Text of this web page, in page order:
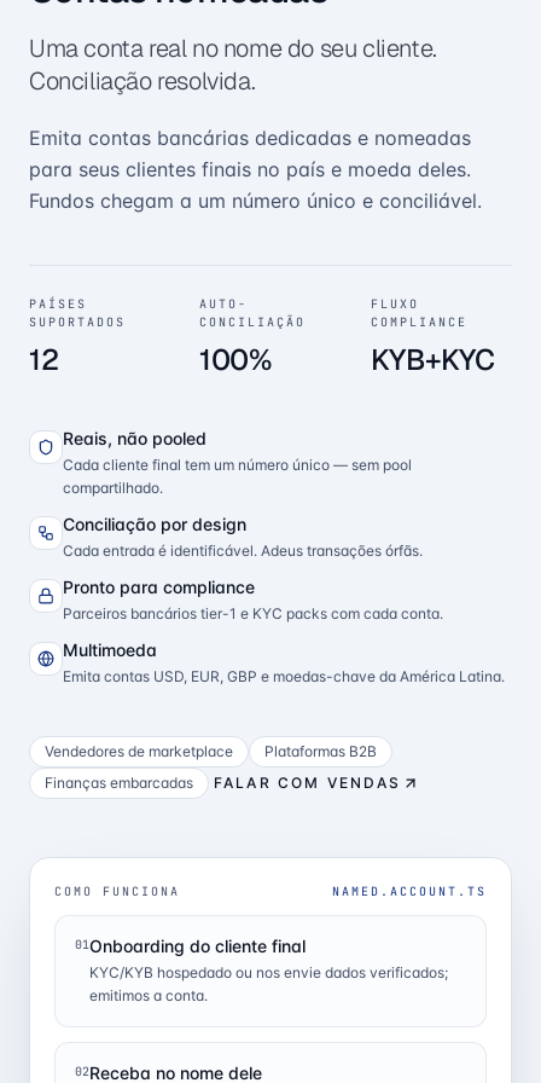
Uma conta real no nome do seu cliente.
Conciliação resolvida.
Emita contas bancárias dedicadas e nomeadas
para seus clientes finais no país e moeda deles.
Fundos chegam a um número único e conciliável.
PAÍSES
SUPORTADOS
12
AUTO-
CONCILIAÇÃO
100%
FLUXO
COMPLIANCE
KYB+KYC
Reais, não pooled
Cada cliente final tem um número único — sem pool
compartilhado.
Conciliação por design
Cada entrada é identificável. Adeus transações órfãs.
Pronto para compliance
Parceiros bancários tier-1 e KYC packs com cada conta.
Multimoeda
Emita contas USD, EUR, GBP e moedas-chave da América Latina.
Vendedores de marketplace
Plataformas B2B
Finanças embarcadas
FALAR COM VENDAS
COMO FUNCIONA NAMED.ACCOUNT.TS
01Onboarding do cliente final
KYC/KYB hospedado ou nos envie dados verificados;
emitimos a conta.
02Receba no nome dele